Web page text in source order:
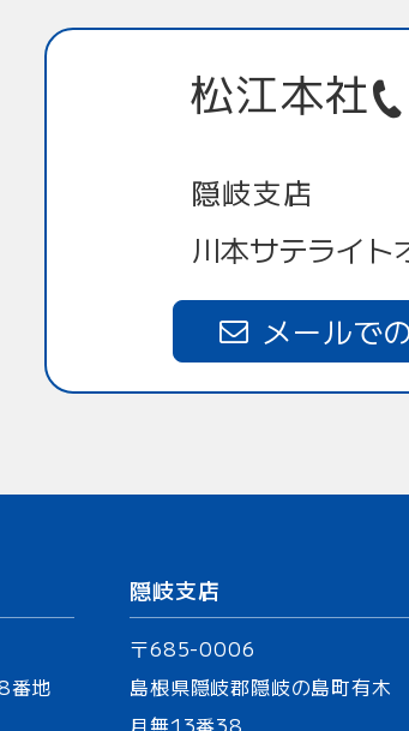
松江本社
隠岐支店
川本サテライト
メールでの
番地
隠岐支店
〒685-0006
島根県隠岐郡隠岐の島町有木
月無13番38